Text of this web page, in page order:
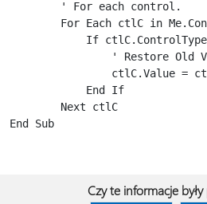
        ' For each control.
For Each ctlC in
If
' Restore Old
ctlC.Value =
            End If
        Next ctlC
End Sub
Czy te informacje